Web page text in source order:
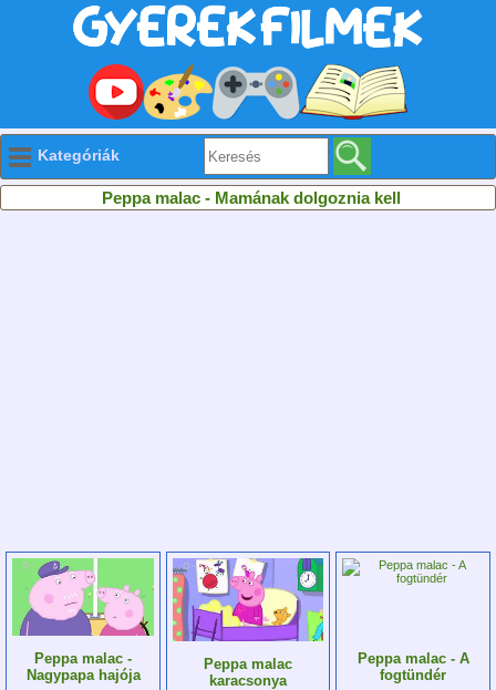
Kategóriák
Peppa malac - Mamának dolgoznia kell
Peppa malac -
Nagypapa hajója
Peppa malac
karacsonya
Peppa malac - A
fogtündér